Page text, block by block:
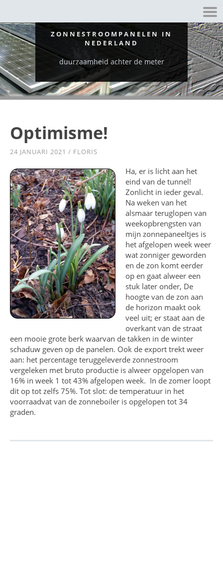
ZONNESTROOMPANELEN IN
NEDERLAND
duurzaamheid achter de meter
Optimisme!
24 JANUARI 2021 / FLORIS
Ha, er is licht aan het
eind van de tunnel!
Zonlicht in ieder geval.
Na weken van het
alsmaar teruglopen van
weekopbrengsten van
mijn zonnepaneeltjes is
het afgelopen week weer
wat zonniger geworden
en de zon komt eerder
op en gaat alweer een
stuk later onder, De
hoogte van de zon aan
de horizon maakt ook
veel uit; er staat aan de
overkant van de straat
een mooie grote berk waarvan de takken in de winter
schaduw geven op de panelen. Ook de export trekt weer
aan: het percentage teruggeleverde zonnestroom
vergeleken met bruto productie is alweer opgelopen van
16% in week 1 tot 43% afgelopen week. In de zomer loopt
dit op tot zelfs 75%. Tot slot: de temperatuur in het
voorraadvat van de zonneboiler is opgelopen tot 34
graden.